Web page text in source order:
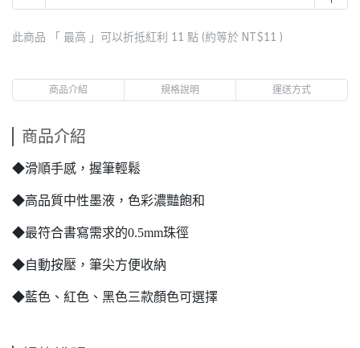
此商品 「 最高 」可以折抵紅利 11 點 (約等於 NT$11 )
商品介紹 規格說明 運送方式
商品介紹
◆滑順手感，握筆輕鬆
◆高品質中性墨液，色彩濃豔飽和
◆最符合書寫需求的0.5mm珠徑
◆自動按壓，筆尖方便收納
◆藍色、紅色、黑色三款顏色可選擇